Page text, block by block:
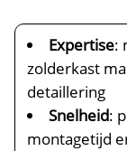
Expertise:
zolderkast
detaillering
Snelheid:
montagetijd